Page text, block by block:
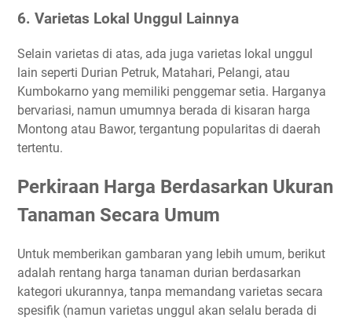
6. Varietas Lokal Unggul Lainnya
Selain varietas di atas, ada juga varietas lokal unggul
lain seperti Durian Petruk, Matahari, Pelangi, atau
Kumbokarno yang memiliki penggemar setia. Harganya
bervariasi, namun umumnya berada di kisaran harga
Montong atau Bawor, tergantung popularitas di daerah
tertentu.
Perkiraan Harga Berdasarkan Ukuran
Tanaman Secara Umum
Untuk memberikan gambaran yang lebih umum, berikut
adalah rentang harga tanaman durian berdasarkan
kategori ukurannya, tanpa memandang varietas secara
spesifik (namun varietas unggul akan selalu berada di